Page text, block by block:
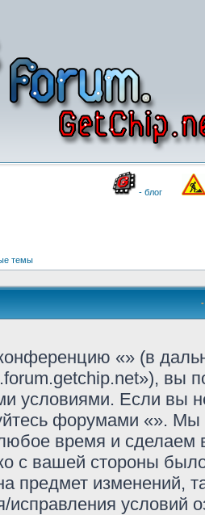
- блог
темы
«» (в
вы
условиями. Если вы
форумами «». Мы
время и сделаем
с вашей стороны
предмет изменений,
исправления условий